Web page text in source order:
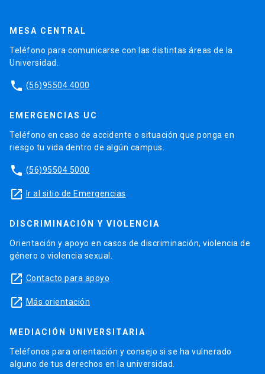
MESA CENTRAL
Teléfono para comunicarse con las distintas áreas de la
Universidad.
phone (56)95504 4000
EMERGENCIAS UC
Teléfono en caso de accidente o situación que ponga en
riesgo tu vida dentro de algún campus.
phone (56)95504 5000
launch Ir al sitio de Emergencias
DISCRIMINACIÓN Y VIOLENCIA
Orientación y apoyo en casos de discriminación, violencia de
género o violencia sexual.
launch Contacto para apoyo
launch Más orientación
MEDIACIÓN UNIVERSITARIA
Teléfonos para orientación y consejo si se ha vulnerado
alguno de tus derechos en la universidad.